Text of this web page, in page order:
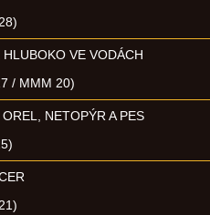
VE VODÁCH
/ MMM 20)
NETOPÝR A PES